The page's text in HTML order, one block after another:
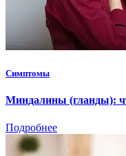
Симптомы
Миндалины (гланды):
Подробнее